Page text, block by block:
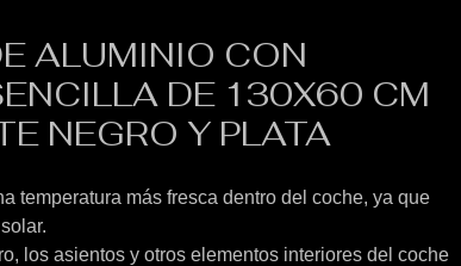
ALUMINIO CON
DE 130X60 CM
NEGRO Y PLATA
temperatura más fresca dentro del coche, ya que
los asientos y otros elementos interiores del coche